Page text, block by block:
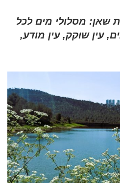
שאן: מסלולי מים לכל
עין שוקק, עין מודע,